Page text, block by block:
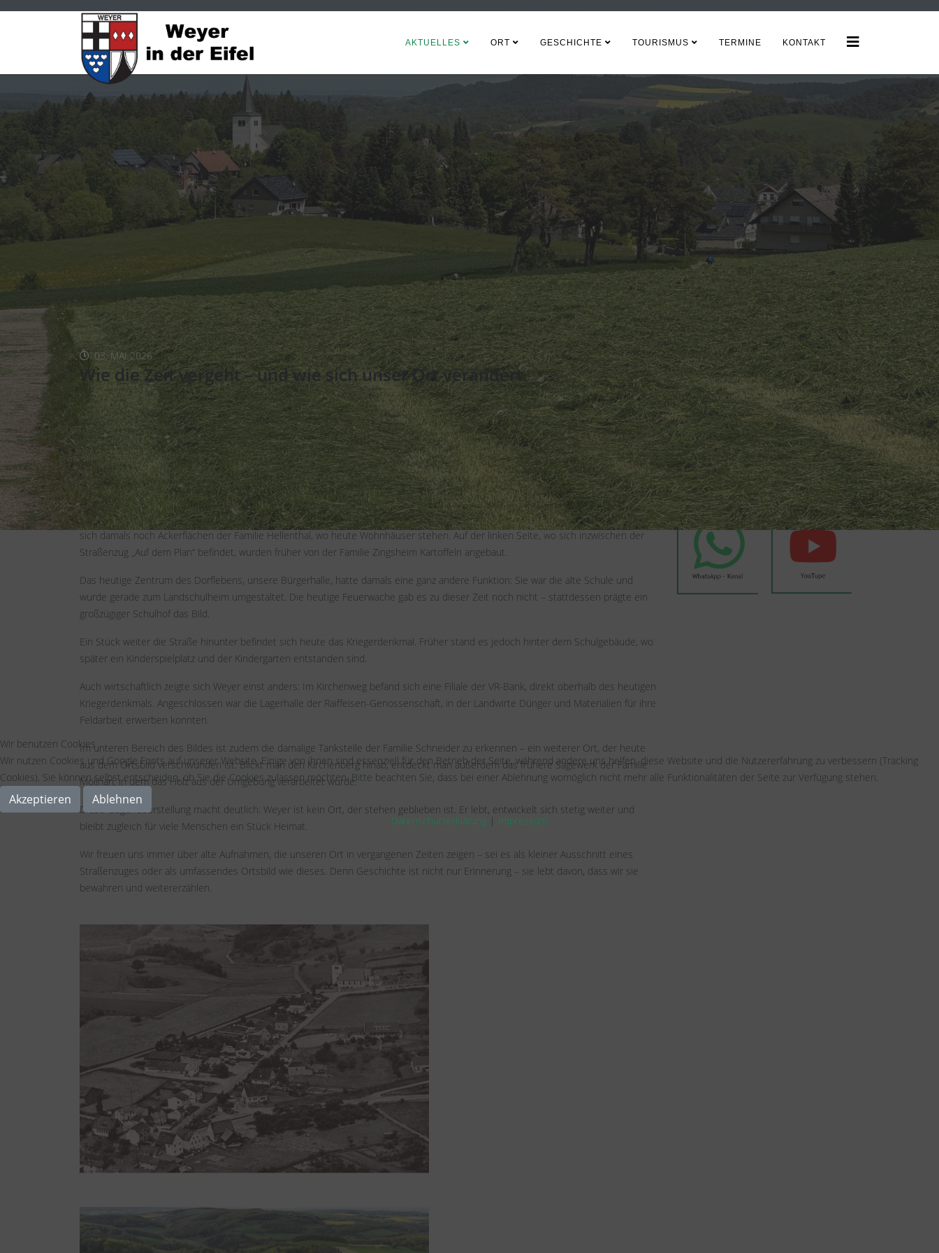
AKTUELLES ORT GESCHICHTE TOURISMUS TERMINE KONTAKT
03. MAI 2026
Wie die Zeit vergeht – und wie sich unser Ort verändert.
Vor kurzem erreichte uns eine alte Postkarte von Weyer aus den Jahren 1973 oder1975. Ein beeindruckendes Zeitdokument, das ein
Stück unserer jüngeren Geschichte festhält. Es zeigt, wie sich ein Teil unsers Ortes im Laufe der Jahrzehnte gewandelt hat – was
verschwunden ist, was neu entstanden ist und wie sich das Leben hier entwickelt hat.
Im direkten Vergleich mit einer aktuellen Aufnahme werden diese Veränderungen besonders deutlich sichtbar.
Unsere Pfarrkirche St. Cyriakus thront damals wie heute über dem Ort und prägt unverändert das Ortsbild. Doch der neue Friedhof,
der heute für viele selbstverständlich dazugehört, wurde zu dieser Zeit gerade erst angelegt. Auch unterhalb der Kirche erstreckten
sich damals noch Ackerflächen der Familie Hellenthal, wo heute Wohnhäuser stehen. Auf der linken Seite, wo sich inzwischen der
Straßenzug „Auf dem Plan“ befindet, wurden früher von der Familie Zingsheim Kartoffeln angebaut.
Das heutige Zentrum des Dorflebens, unsere Bürgerhalle, hatte damals eine ganz andere Funktion: Sie war die alte Schule und
wurde gerade zum Landschulheim umgestaltet. Die heutige Feuerwache gab es zu dieser Zeit noch nicht – stattdessen prägte ein
großzügiger Schulhof das Bild.
Ein Stück weiter die Straße hinunter befindet sich heute das Kriegerdenkmal. Früher stand es jedoch hinter dem Schulgebäude, wo
später ein Kinderspielplatz und der Kindergarten entstanden sind.
Auch wirtschaftlich zeigte sich Weyer einst anders: Im Kirchenweg befand sich eine Filiale der VR-Bank, direkt oberhalb des heutigen
Kriegerdenkmals. Angeschlossen war die Lagerhalle der Raiffeisen-Genossenschaft, in der Landwirte Dünger und Materialien für ihre
Feldarbeit erwerben konnten.
Im unteren Bereich des Bildes ist zudem die damalige Tankstelle der Familie Schneider zu erkennen – ein weiterer Ort, der heute
aus dem Ortsbild verschwunden ist. Blickt man den Kirchenberg hinab, entdeckt man außerdem das frühere Sägewerk der Familie
Molinari, in dem das Holz aus der Umgebung verarbeitet wurde.
Diese Gegenüberstellung macht deutlich: Weyer ist kein Ort, der stehen geblieben ist. Er lebt, entwickelt sich stetig weiter und
bleibt zugleich für viele Menschen ein Stück Heimat.
Wir freuen uns immer über alte Aufnahmen, die unseren Ort in vergangenen Zeiten zeigen – sei es als kleiner Ausschnitt eines
Straßenzuges oder als umfassendes Ortsbild wie dieses. Denn Geschichte ist nicht nur Erinnerung – sie lebt davon, dass wir sie
bewahren und weitererzählen.
Wetter Weyer
Weyer auf Social Media
Wir benutzen Cookies
Wir nutzen Cookies und Google Fonts auf unserer Website. Einige von ihnen sind essenziell für den Betrieb der Seite, während andere uns helfen, diese Website und die Nutzererfahrung zu verbessern (Tracking
Cookies). Sie können selbst entscheiden, ob Sie die Cookies zulassen möchten. Bitte beachten Sie, dass bei einer Ablehnung womöglich nicht mehr alle Funktionalitäten der Seite zur Verfügung stehen.
Akzeptieren Ablehnen
Datenschutzerklärung | Impressum